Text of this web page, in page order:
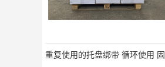
桶装产品固定带 拉紧力好 固永